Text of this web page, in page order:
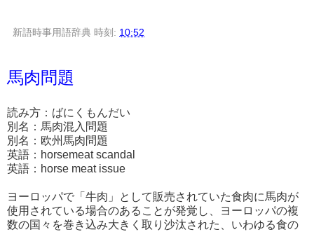
新語時事用語辞典 時刻: 10:52
馬肉問題
読み方：ばにくもんだい
別名：馬肉混入問題
別名：欧州馬肉問題
英語：horsemeat scandal
英語：horse meat issue
ヨーロッパで「牛肉」として販売されていた食肉に馬肉が
使用されている場合のあることが発覚し、ヨーロッパの複
数の国々を巻き込み大きく取り沙汰された、いわゆる食の